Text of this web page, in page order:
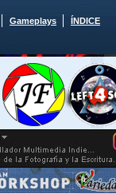
Gameplays
ÍNDICE